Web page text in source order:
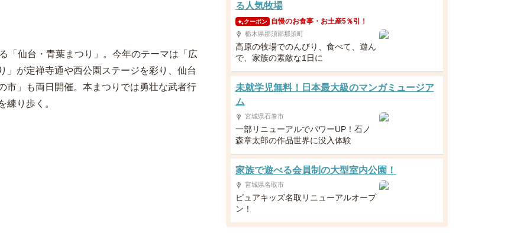
「仙台・青葉まつり」。今年のテーマは「広
」が定禅寺通や西公園ステージを彩り、仙台
市」も両日開催。本まつりでは勇壮な武者行
練り歩く。
る人気牧場
クーポン 自慢のお食事・お土産5％引！
栃木県那須郡那須町
高原の牧場でのんびり、食べて、遊ん
で、家族の素敵な1日に
未就学児無料！日本最大級のマンガミュージア
ム
宮城県石巻市
一部リニューアルでパワーUP！石ノ
森章太郎の作品世界に没入体験
家族で遊べる会員制の大型室内公園！
宮城県名取市
ピュアキッズ名取リニューアルオープ
ン！